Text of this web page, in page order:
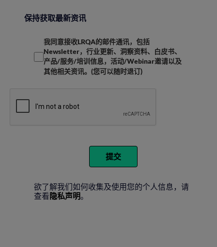
保持获取最新资讯
我同意接收LRQA的邮件通讯，包括
Newsletter，行业更新、洞察资料、白皮书、
产品/服务/培训信息，活动/Webinar邀请以及
其他相关资讯。(您可以随时退订)
提交
欲了解我们如何收集及使用您的个人信息，请
查看隐私声明。